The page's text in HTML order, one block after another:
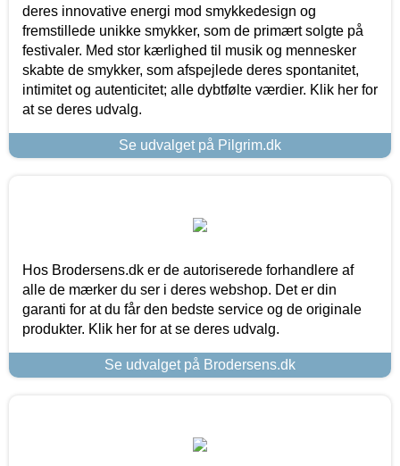
deres innovative energi mod smykkedesign og
fremstillede unikke smykker, som de primært solgte på
festivaler. Med stor kærlighed til musik og mennesker
skabte de smykker, som afspejlede deres spontanitet,
intimitet og autenticitet; alle dybtfølte værdier. Klik her for
at se deres udvalg.
Se udvalget på Pilgrim.dk
Hos Brodersens.dk er de autoriserede forhandlere af
alle de mærker du ser i deres webshop. Det er din
garanti for at du får den bedste service og de originale
produkter. Klik her for at se deres udvalg.
Se udvalget på Brodersens.dk